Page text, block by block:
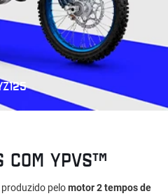
COM YPVS™
pelomotor 2 tempos de